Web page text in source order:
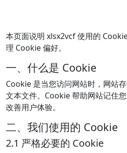
本页面说明 xlsx2vcf 使用的
理 Cookie 偏好。
一、什么是 Cookie
Cookie 是当您访问网站时，网站
文本文件。Cookie 帮助网站记住
改善用户体验。
二、我们使用的 Cookie
2.1 严格必要的 Cookie